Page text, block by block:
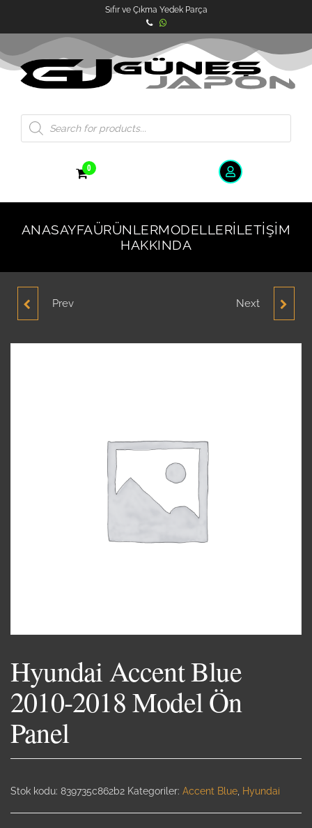
Sıfır ve Çıkma Yedek Parça
0
ANASAYFAÜRÜNLERMODELLERİLETIŞIM
HAKKINDA
HYUNDAI ACCENT
Prev HYUNDAI ACCENTNext
Hyundai Accent Blue
2010-2018 Model Ön
Panel
Stok kodu: 839735c862b2 Kategoriler: Accent Blue Hyundai